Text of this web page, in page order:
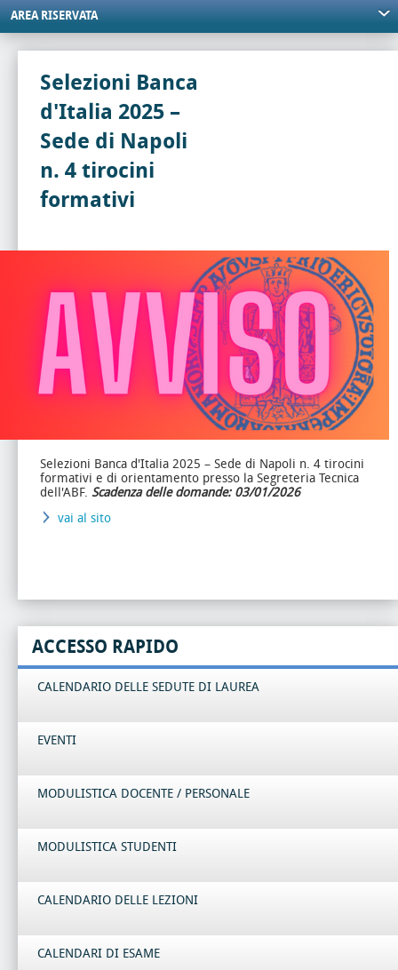
AREA RISERVATA
Selezioni Banca
d'Italia 2025 –
Sede di Napoli
n. 4 tirocini
formativi
Selezioni Banca d'Italia 2025 – Sede di Napoli n. 4 tirocini
formativi e di orientamento presso la Segreteria Tecnica
dell'ABF. Scadenza delle domande: 03/01/2026
vai al sito
ACCESSO RAPIDO
CALENDARIO DELLE SEDUTE DI LAUREA
EVENTI
MODULISTICA DOCENTE / PERSONALE
MODULISTICA STUDENTI
CALENDARIO DELLE LEZIONI
CALENDARI DI ESAME